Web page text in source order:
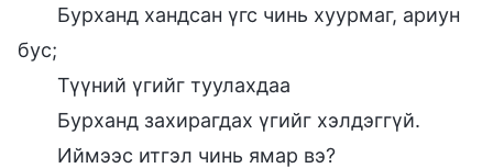
Бурханд хандсан үгс чинь хуурмаг, ариун
бус;
Түүний үгийг туулахдаа
Бурханд захирагдах үгийг хэлдэггүй.
Иймээс итгэл чинь ямар вэ?